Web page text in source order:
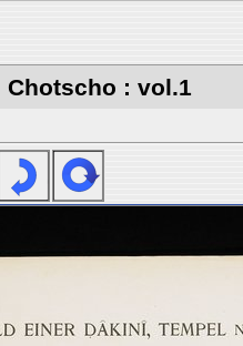
Chotscho : vol.1